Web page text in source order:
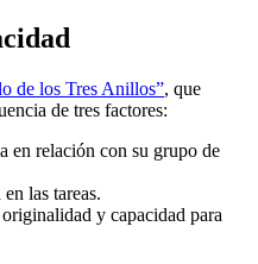
de los Tres Anillos”, que
de tres factores:
en relación con su grupo de
las tareas.
y capacidad para